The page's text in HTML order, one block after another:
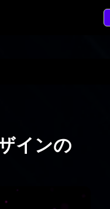
インの